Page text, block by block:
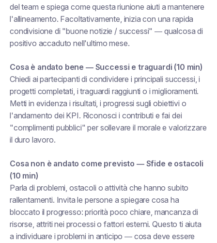
del team e spiega come questa riunione aiuti a mantenere
l'allineamento. Facoltativamente, inizia con una rapida
condivisione di "buone notizie / successi" — qualcosa di
positivo accaduto nell'ultimo mese.
Cosa è andato bene — Successi e traguardi (10 min)
Chiedi ai partecipanti di condividere i principali successi, i
progetti completati, i traguardi raggiunti o i miglioramenti.
Metti in evidenza i risultati, i progressi sugli obiettivi o
l'andamento dei KPI. Riconosci i contributi e fai dei
"complimenti pubblici" per sollevare il morale e valorizzare
il duro lavoro.
Cosa non è andato come previsto — Sfide e ostacoli
(10 min)
Parla di problemi, ostacoli o attività che hanno subito
rallentamenti. Invita le persone a spiegare cosa ha
bloccato il progresso: priorità poco chiare, mancanza di
risorse, attriti nei processi o fattori esterni. Questo ti aiuta
a individuare i problemi in anticipo — cosa deve essere